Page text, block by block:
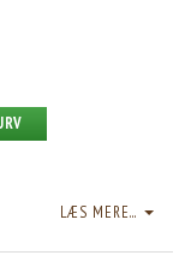
LÆS MERE...